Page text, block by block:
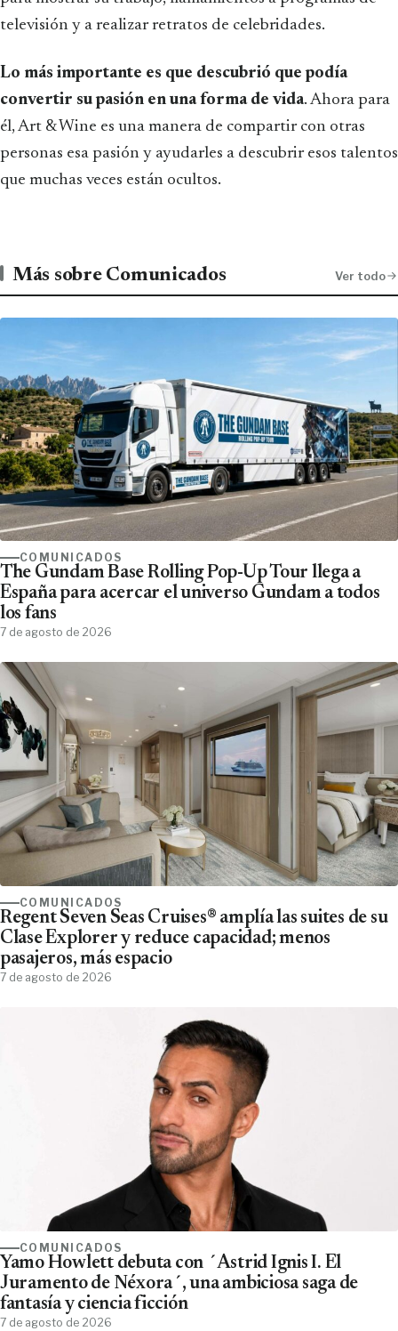
televisión y a realizar retratos de celebridades.
Lo más importante es que descubrió que podía
convertir su pasión en una forma de vida. Ahora para
él, Art & Wine es una manera de compartir con otras
personas esa pasión y ayudarles a descubrir esos talentos
que muchas veces están ocultos.
Más sobre Comunicados Ver todo
COMUNICADOS
The Gundam Base Rolling Pop-Up Tour llega a
España para acercar el universo Gundam a todos
los fans
7 de agosto de 2026
COMUNICADOS
Regent Seven Seas Cruises® amplía las suites de su
Clase Explorer y reduce capacidad; menos
pasajeros, más espacio
7 de agosto de 2026
COMUNICADOS
Yamo Howlett debuta con ´Astrid Ignis I. El
Juramento de Néxora´, una ambiciosa saga de
fantasía y ciencia ficción
7 de agosto de 2026